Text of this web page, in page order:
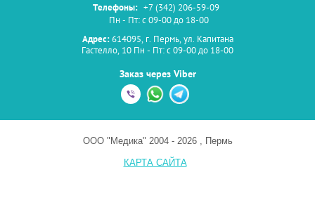
Телефоны: +7 (342) 206-59-09
Пн - Пт: с 09-00 до 18-00
Адрес:614095, г. Пермь, ул. Капитана
Гастелло, 10 Пн - Пт: с 09-00 до 18-00
Заказ через Viber
ООО "Медика" 2004 - 2026 , Пермь
КАРТА САЙТА